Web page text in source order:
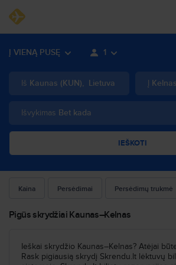
Į VIENĄ PUSĘ 1
Iš Kaunas (KUN), Lietuva Į Kelnas
Išvykimas Bet kada
IEŠKOTI
Kaina Persėdimai Persėdimų trukmė
Pigūs skrydžiai Kaunas–Kelnas
Ieškai skrydžio Kaunas–Kelnas? Atėjai
Rask pigiausią skrydį Skrendu.lt lėktuvų